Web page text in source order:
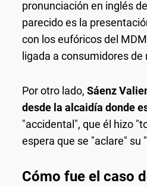
pronunciación en inglés
parecido es la
con los eufóricos del
ligada a consumidores
Por otro lado, Sáenz
desde la alcaidía donde
"accidental", que él hizo
espera que se "aclare" su
Cómo fue el caso